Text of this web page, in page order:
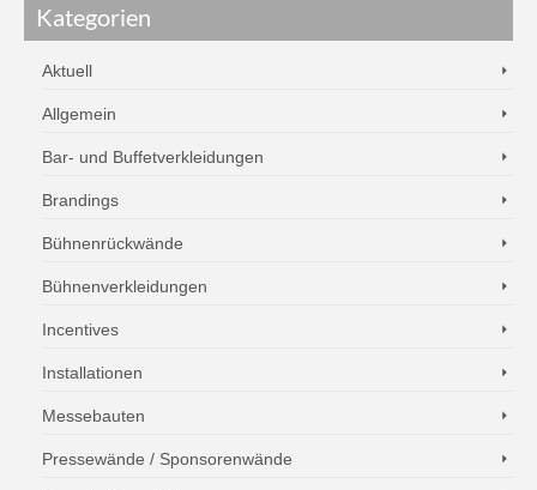
Kategorien
Aktuell
Allgemein
Bar- und Buffetverkleidungen
Brandings
Bühnenrückwände
Bühnenverkleidungen
Incentives
Installationen
Messebauten
Pressewände / Sponsorenwände